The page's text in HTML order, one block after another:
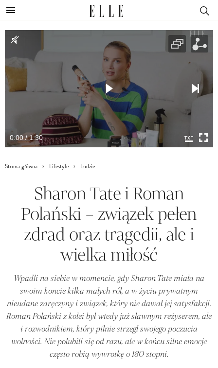
0:00 / 1:30
Strona główna Lifestyle Ludzie
Sharon Tate i Roman
Polański – związek pełen
zdrad oraz tragedii, ale i
wielka miłość
Wpadli na siebie w momencie, gdy Sharon Tate miała na
swoim koncie kilka małych ról, a w życiu prywatnym
nieudane zaręczyny i związek, który nie dawał jej satysfakcji.
Roman Polański z kolei był wtedy już sławnym reżyserem, ale
i rozwodnikiem, który pilnie strzegł swojego poczucia
wolności. Nie polubili się od razu, ale w końcu silne emocje
często robią wywrotkę o 180 stopni.